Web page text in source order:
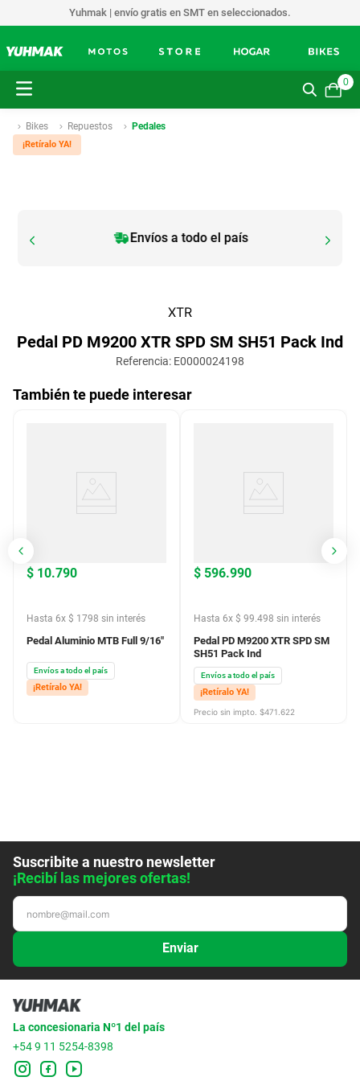
Yuhmak | envío gratis en SMT en seleccionados.
0
Bikes Repuestos Pedales
¡Retíralo YA!
Envíos a todo el país
XTR
Pedal PD M9200 XTR SPD SM SH51 Pack Ind
Referencia: E0000024198
También te puede interesar
$ 10.790
Hasta 6x $ 1798 sin interés
Pedal Aluminio MTB Full 9/16"
Envíos a todo el país
¡Retíralo YA!
$ 596.990
Hasta 6x $ 99.498 sin interés
Pedal PD M9200 XTR SPD SM
SH51 Pack Ind
Envíos a todo el país
¡Retíralo YA!
Precio sin impto. $471.622
Suscribite a nuestro newsletter
¡Recibí las mejores ofertas!
Enviar
La concesionaria Nº1 del país
+54 9 11 5254-8398